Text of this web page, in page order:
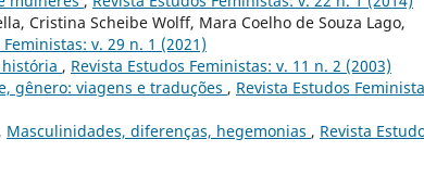
Cristina Scheibe Wolff, Mara Coelho de Souza Lago,
v. 29 n. 1 (2021)
, Revista Estudos Feministas: v. 11 n. 2 (2003)
gênero: viagens e traduções , Revista Estudos
Masculinidades, diferenças, hegemonias , Revista